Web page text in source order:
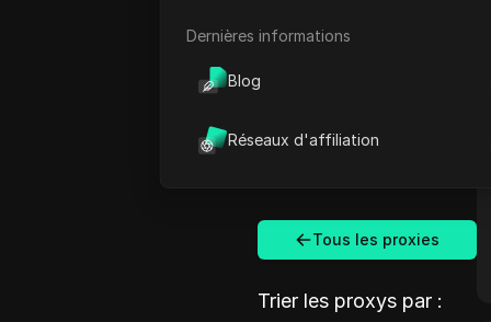
Dernières informations
Blog
Réseaux d'affiliation
Tous les proxies
Trier les proxys par :